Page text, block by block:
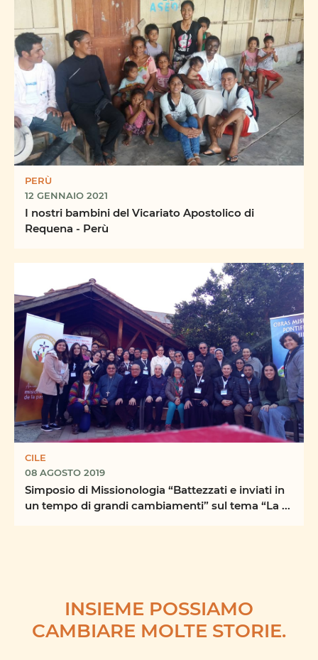
PERÙ
12 GENNAIO 2021
I nostri bambini del Vicariato Apostolico di
Requena - Perù
CILE
08 AGOSTO 2019
Simposio di Missionologia “Battezzati e inviati in
un tempo di grandi cambiamenti” sul tema “La ...
INSIEME POSSIAMO
CAMBIARE MOLTE STORIE.